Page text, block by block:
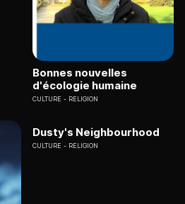
Bonnes nouvelles
d'écologie humaine
CULTURE RELIGION
Dusty's Neighbourhood
CULTURE RELIGION